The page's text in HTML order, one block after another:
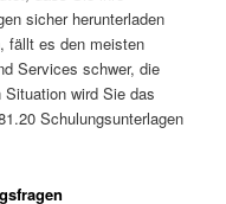
sicher herunterladen
fällt es den meisten
Services schwer, die
wird Sie das
Schulungsunterlagen